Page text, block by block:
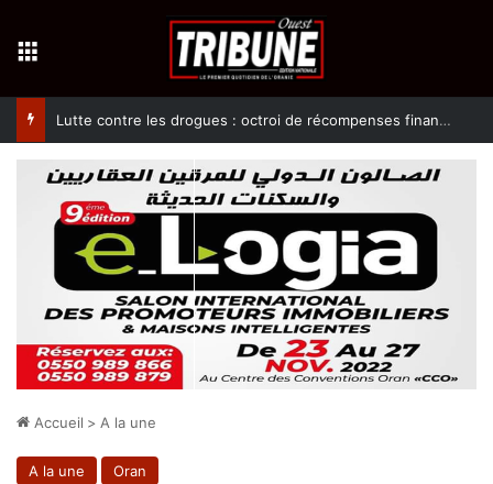
Lutte contre les drogues : octroi de récompenses financières aux dénonciateurs de trafiquants
Accueil > A la une
A la une Oran